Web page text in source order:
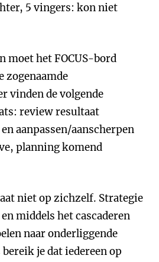
5 vingers: kon niet
moet het FOCUS-bord
zogenaamde
vinden de volgende
review resultaat
aanpassen/aanscherpen
planning komend
niet op zichzelf. Strategie
middels het cascaderen
naar onderliggende
je dat iedereen op